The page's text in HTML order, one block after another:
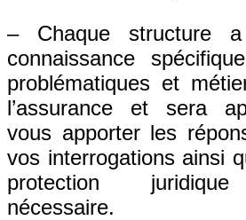
– Chaque structure
connaissance
problématiques et
l’assurance et sera
vous apporter les
vos interrogations ainsi
protection
nécessaire.